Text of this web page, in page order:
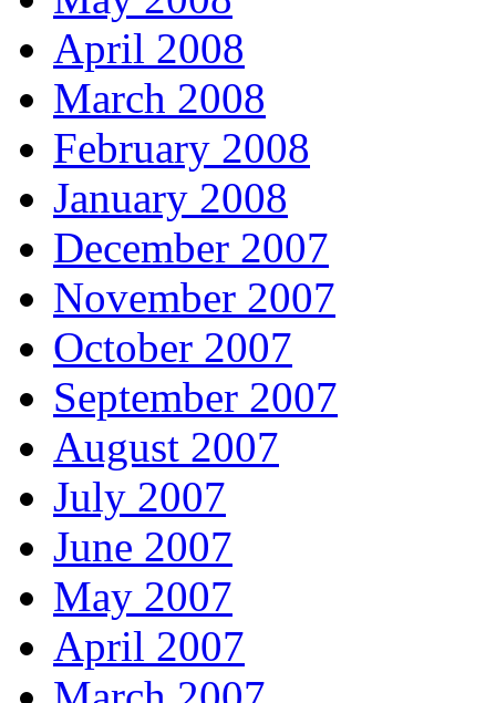
April 2008
March 2008
February 2008
January 2008
December 2007
November 2007
October 2007
September 2007
August 2007
July 2007
June 2007
May 2007
April 2007